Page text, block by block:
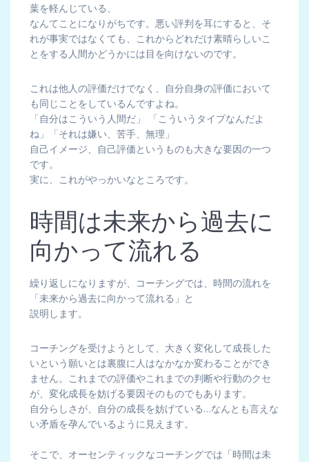
葉を軽んじている、
なんてことになりがちです。悪い評判を耳にすると、そ
れが事実ではなくても、これからどれだけ素晴らしいこ
とをする人間かどうかには目を向けないのです。
これは他人の評価だけでなく、自分自身の評価において
も同じことをしているんですよね。
「自分はこういう人間だ」 「こういうタイプなんだよ
ね」「それは嫌い、苦手、無理」
自己イメージ、自己評価というものも大きな要因の一つ
です。
実に、これがやっかいなところです。
時間は未来から過去に
向かって流れる
繰り返しになりますが、コーチングでは、時間の流れを
「未来から過去に向かって流れる」と
説明します。
コーチングを受けようとして、大きく変化して成長した
いという願いとは裏腹に人はなかなか変わることができ
ません。これまでの評価やこれまでの判断や行動のクセ
が、変化成長を妨げる要因そのものでもあります。
自分らしさが、自分の成長を妨げている…なんとも言えな
い矛盾を孕んでいるように見えます。
そこで、オーセンティックなコーチングでは「時間は未